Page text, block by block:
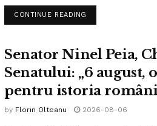
CONTINUE READING
Senator Ninel Peia,
Senatului: „6 august,
pentru istoria
by Florin Olteanu 2026-08-06